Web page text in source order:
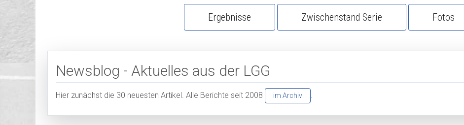
Ergebnisse Zwischenstand Serie Fotos
Newsblog - Aktuelles aus der LGG
Hier zunächst die 30 neuesten Artikel. Alle Berichte seit 2008 im Archiv .